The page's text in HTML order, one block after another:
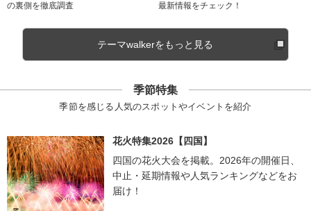
の裏側を徹底調査
最新情報をチェック！
テーマwalkerをもっと見る
季節特集
季節を感じる人気のスポットやイベントを紹介
花火特集2026【四国】
四国の花火大会を掲載。2026年の開催日、
中止・延期情報や人気ランキングなどをお
届け！